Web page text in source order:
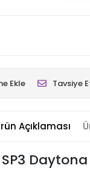
Ekle Tavsiye
Açıklaması